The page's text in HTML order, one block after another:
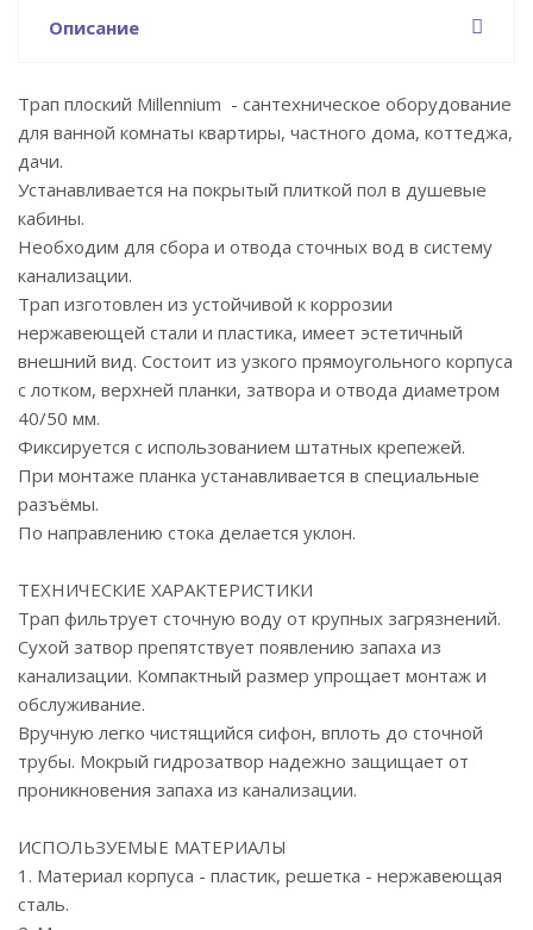
Описание
Трап плоский Millennium - сантехническое оборудование
для ванной комнаты квартиры, частного дома, коттеджа,
дачи.
Устанавливается на покрытый плиткой пол в душевые
кабины.
Необходим для сбора и отвода сточных вод в систему
канализации.
Трап изготовлен из устойчивой к коррозии
нержавеющей стали и пластика, имеет эстетичный
внешний вид. Состоит из узкого прямоугольного корпуса
с лотком, верхней планки, затвора и отвода диаметром
40/50 мм.
Фиксируется с использованием штатных крепежей.
При монтаже планка устанавливается в специальные
разъёмы.
По направлению стока делается уклон.
ТЕХНИЧЕСКИЕ ХАРАКТЕРИСТИКИ
Трап фильтрует сточную воду от крупных загрязнений.
Сухой затвор препятствует появлению запаха из
канализации. Компактный размер упрощает монтаж и
обслуживание.
Вручную легко чистящийся сифон, вплоть до сточной
трубы. Мокрый гидрозатвор надежно защищает от
проникновения запаха из канализации.
ИСПОЛЬЗУЕМЫЕ МАТЕРИАЛЫ
1. Материал корпуса - пластик, решетка - нержавеющая
сталь.